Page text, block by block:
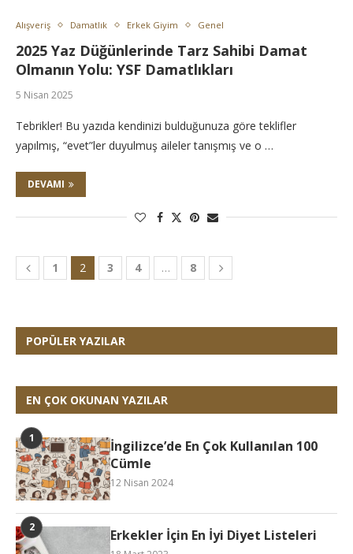
Alışveriş Damatlık Erkek Giyim Genel
2025 Yaz Düğünlerinde Tarz Sahibi Damat
Olmanın Yolu: YSF Damatlıkları
5 Nisan 2025
Tebrikler! Bu yazıda kendinizi bulduğunuza göre teklifler
yapılmış, “evet”ler duyulmuş aileler tanışmış ve o …
DEVAMI
1 2 3 4 … 8
POPÜLER YAZILAR
EN ÇOK OKUNAN YAZILAR
İngilizce’de En Çok Kullanılan 100
Cümle
12 Nisan 2024
Erkekler İçin En İyi Diyet Listeleri